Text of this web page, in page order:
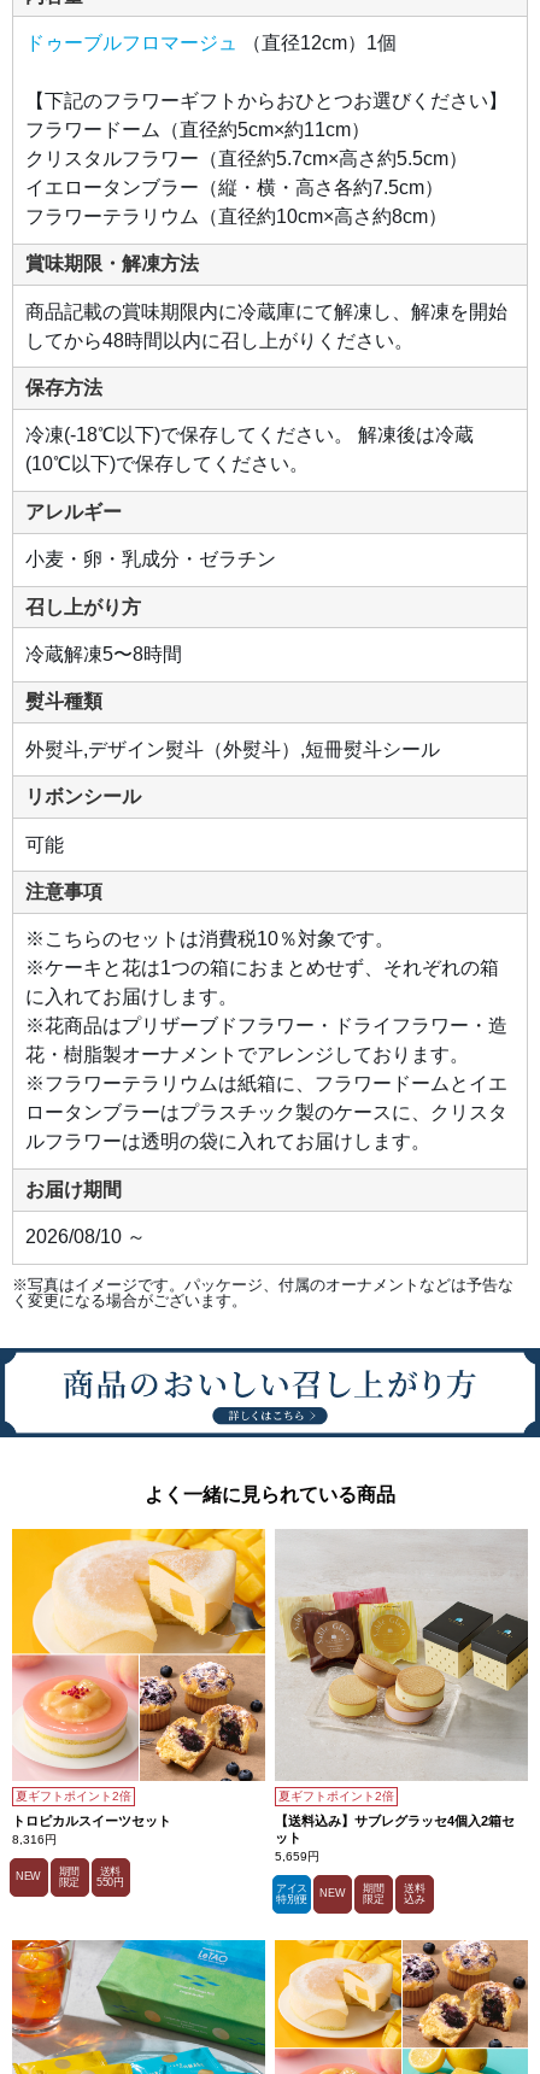
ソウ
など
の優
いで
まと
めた
アレ
ン
ジ。
ドゥーブルフロマージュ （直径12cm）1個
【下記のフラワーギフトからおひとつお選びください】
フラワードーム（直径約5cm×約11cm）
クリスタルフラワー（直径約5.7cm×高さ約5.5cm）
イエロータンブラー（縦・横・高さ各約7.5cm）
フラワーテラリウム（直径約10cm×高さ約8cm）
賞味期限・解凍方法
商品記載の賞味期限内に冷蔵庫にて解凍し、解凍を開始
してから48時間以内に召し上がりください。
保存方法
冷凍(-18℃以下)で保存してください。 解凍後は冷蔵
(10℃以下)で保存してください。
アレルギー
小麦・卵・乳成分・ゼラチン
召し上がり方
冷蔵解凍5〜8時間
熨斗種類
外熨斗,デザイン熨斗（外熨斗）,短冊熨斗シール
リボンシール
可能
注意事項
※こちらのセットは消費税10％対象です。
※ケーキと花は1つの箱におまとめせず、それぞれの箱
に入れてお届けします。
※花商品はプリザーブドフラワー・ドライフラワー・造
花・樹脂製オーナメントでアレンジしております。
※フラワーテラリウムは紙箱に、フラワードームとイエ
ロータンブラーはプラスチック製のケースに、クリスタ
ルフラワーは透明の袋に入れてお届けします。
お届け期間
2026/08/10 ～
※写真はイメージです。パッケージ、付属のオーナメントなどは予告な
く変更になる場合がございます。
よく一緒に見られている商品
夏ギフトポイント2倍
トロピカルスイーツセット
8,316円
NEW
期間
限定
送料
550円
夏ギフトポイント2倍
【送料込み】サブレグラッセ4個入2箱セ
ット
5,659円
アイス
特別便
NEW
期間
限定
送料
込み